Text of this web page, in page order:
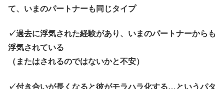
て、いまのパートナーも同じタイプ
✓過去に浮気された経験があり、いまのパートナーからも
浮気されている
（またはされるのではないかと不安）
✓付き合いが長くなると彼がモラハラ化する…というパタ